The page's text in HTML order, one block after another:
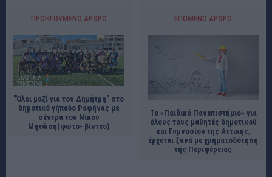
ΠΡΟΗΓΟΎΜΕΝΟ ΆΡΘΡΟ
”Όλοι μαζί για τον Δημήτρη” στο
δημοτικό γήπεδο Ραφήνας με
σέντρα του Νίκου
Μητώση(φωτο- βίντεο)
ΕΠΌΜΕΝΟ ΆΡΘΡΟ
Το «Παιδικό Πανεπιστήμιο» για
όλους τους μαθητές δημοτικού
και Γυμνασίου της Αττικής,
έρχεται ξανά με χρηματοδότηση
της Περιφέρειας